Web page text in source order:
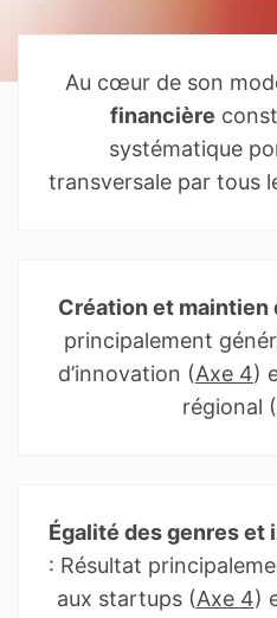
Au cœur de son
financière
systématique
transversale par tous
Création et maintien
principalement
d’innovation (Axe 4)
régional (
Égalité des genres et
: Résultat
aux startups (Axe 4)